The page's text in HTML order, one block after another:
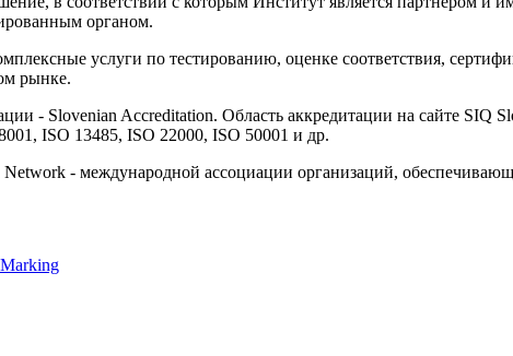
органом.
услуги по тестированию, оценке соответствия,
рынке.
- Slovenian Accreditation. Область аккредитации на сайте SIQ
ISO 13485, ISO 22000, ISO 50001 и др.
Network - международной ассоциации организаций,